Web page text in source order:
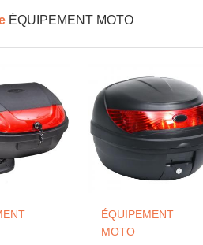
ÉQUIPEMENT MOTO
ÉQUIPEMENT
MOTO